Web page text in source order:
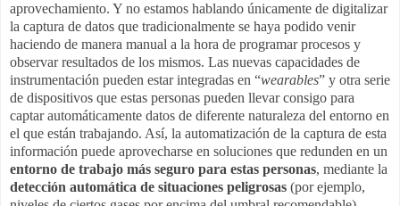
aprovechamiento. Y no estamos hablando únicamente de digitalizar
la captura de datos que tradicionalmente se haya podido venir
haciendo de manera manual a la hora de programar procesos y
observar resultados de los mismos. Las nuevas capacidades de
instrumentación pueden estar integradas en “wearables” y otra serie
de dispositivos que estas personas pueden llevar consigo para
captar automáticamente datos de diferente naturaleza del entorno en
el que están trabajando. Así, la automatización de la captura de esta
información puede aprovecharse en soluciones que redunden en un
entorno de trabajo más seguro para estas personas, mediante la
detección automática de situaciones peligrosas (por ejemplo,